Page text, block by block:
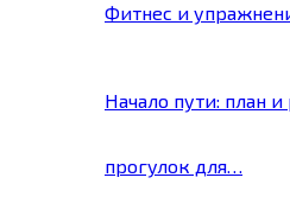
Фитнес и
Начало пути: план
прогулок для…